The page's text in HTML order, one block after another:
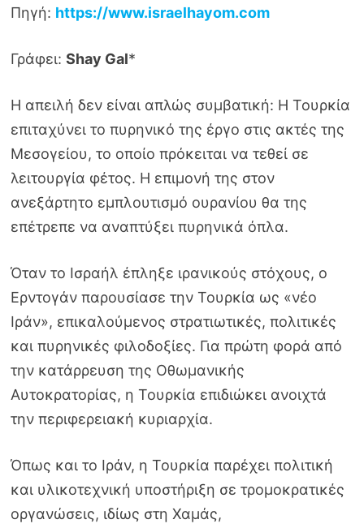
Πηγή: https://www.israelhayom.com
Γράφει: Shay Gal*
Η απειλή δεν είναι απλώς συμβατική: Η Τουρκία
επιταχύνει το πυρηνικό της έργο στις ακτές της
Μεσογείου, το οποίο πρόκειται να τεθεί σε
λειτουργία φέτος. Η επιμονή της στον
ανεξάρτητο εμπλουτισμό ουρανίου θα της
επέτρεπε να αναπτύξει πυρηνικά όπλα.
Όταν το Ισραήλ έπληξε ιρανικούς στόχους, ο
Ερντογάν παρουσίασε την Τουρκία ως «νέο
Ιράν», επικαλούμενος στρατιωτικές, πολιτικές
και πυρηνικές φιλοδοξίες. Για πρώτη φορά από
την κατάρρευση της Οθωμανικής
Αυτοκρατορίας, η Τουρκία επιδιώκει ανοιχτά
την περιφερειακή κυριαρχία.
Όπως και το Ιράν, η Τουρκία παρέχει πολιτική
και υλικοτεχνική υποστήριξη σε τρομοκρατικές
οργανώσεις, ιδίως στη Χαμάς,